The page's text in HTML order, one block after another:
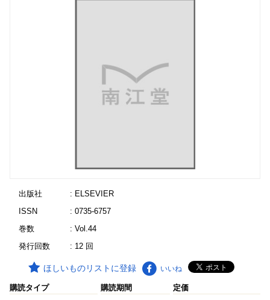
出版社
: ELSEVIER
ISSN
: 0735-6757
巻数
: Vol.44
発行回数
: 12 回
ほしいものリストに登録 いいね
購読タイプ 購読期間 定価